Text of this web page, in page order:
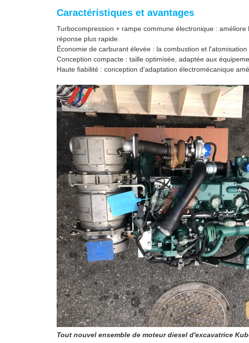
Caractéristiques et avantages
Turbocompression + rampe commune électronique :
réponse plus rapide.
Économie de carburant élevée : la combustion et
Conception compacte : taille optimisée, adaptée aux
Haute fiabilité : conception d'adaptation électromécanique
Tout nouvel ensemble de moteur diesel d'excavatrice